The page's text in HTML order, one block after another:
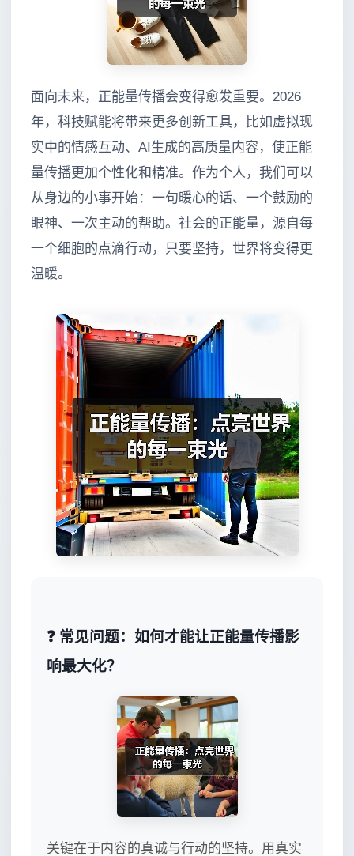
面向未来，正能量传播会变得愈发重要。2026
年，科技赋能将带来更多创新工具，比如虚拟现
实中的情感互动、AI生成的高质量内容，使正能
量传播更加个性化和精准。作为个人，我们可以
从身边的小事开始：一句暖心的话、一个鼓励的
眼神、一次主动的帮助。社会的正能量，源自每
一个细胞的点滴行动，只要坚持，世界将变得更
温暖。
❓ 常见问题：如何才能让正能量传播影
响最大化？
关键在于内容的真诚与行动的坚持。用真实